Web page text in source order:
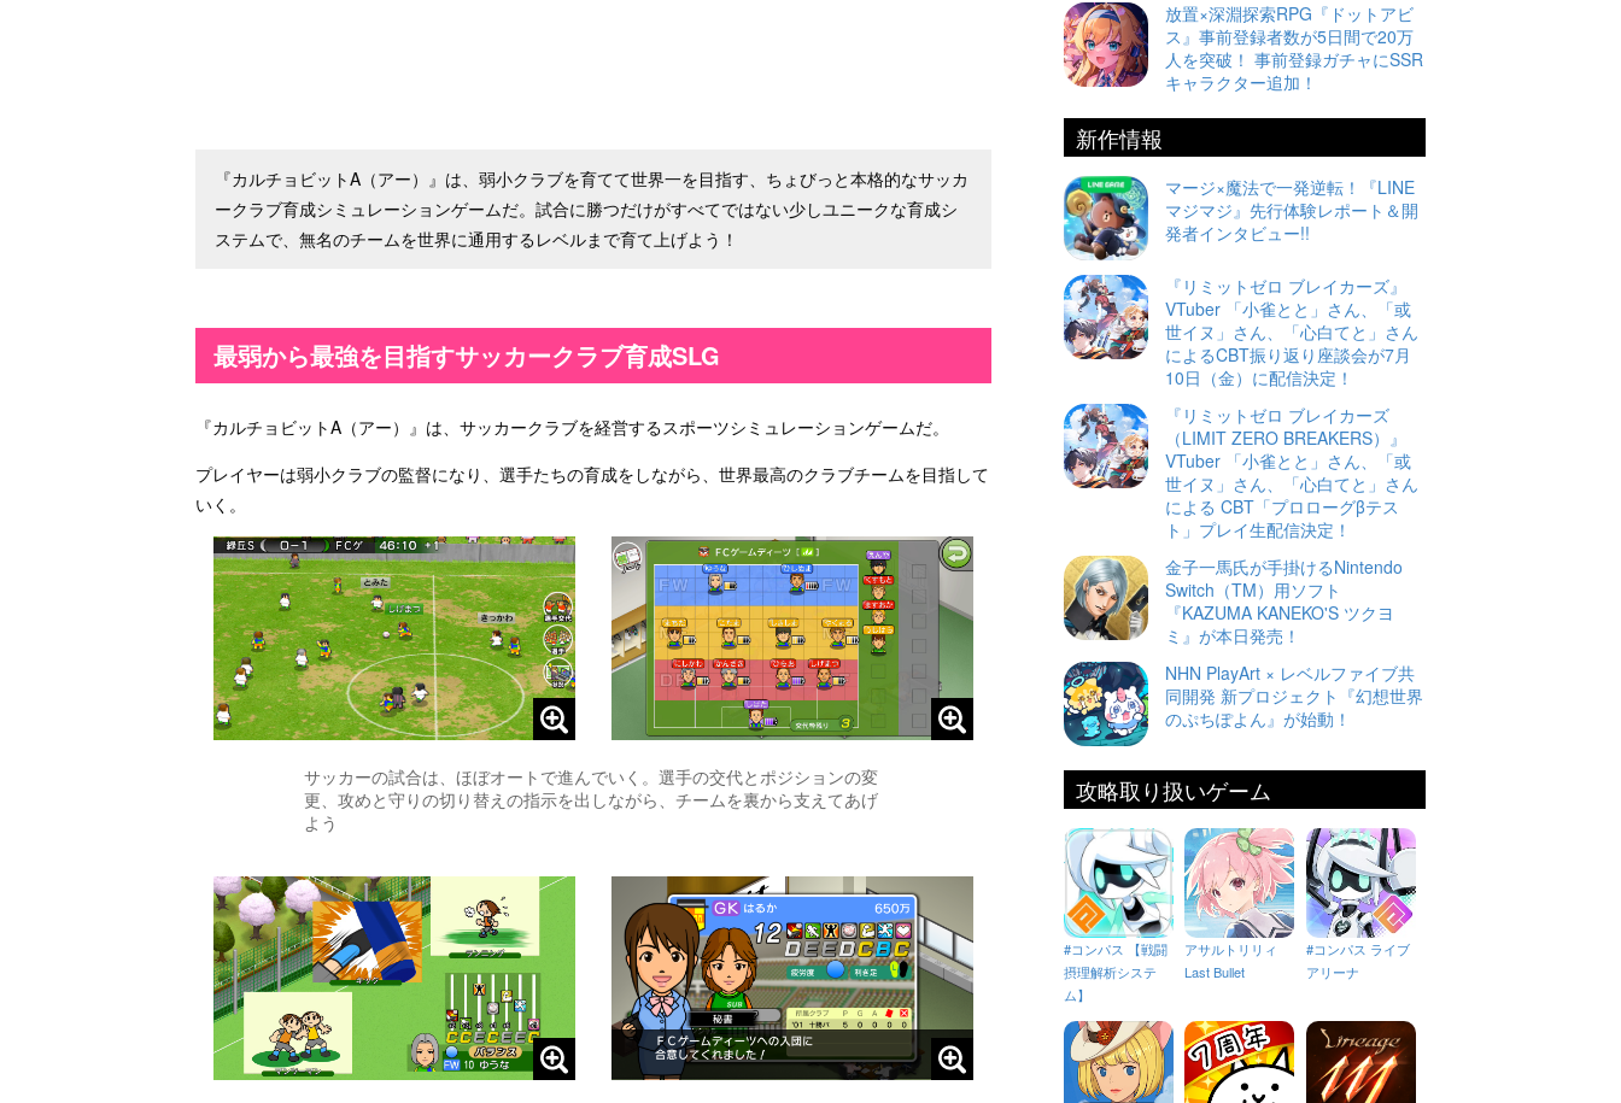
『カルチョビットA（アー）』は、弱小クラブを育てて世界一を目指す、ちょびっと本格的なサッカ
ークラブ育成シミュレーションゲームだ。試合に勝つだけがすべてではない少しユニークな育成シ
ステムで、無名のチームを世界に通用するレベルまで育て上げよう！
最弱から最強を目指すサッカークラブ育成SLG
『カルチョビットA（アー）』は、サッカークラブを経営するスポーツシミュレーションゲームだ。
プレイヤーは弱小クラブの監督になり、選手たちの育成をしながら、世界最高のクラブチームを目指して
いく。
サッカーの試合は、ほぼオートで進んでいく。選手の交代とポジションの変
更、攻めと守りの切り替えの指示を出しながら、チームを裏から支えてあげ
よう
放置×深淵探索RPG『ドットアビ
ス』事前登録者数が5日間で20万
人を突破！ 事前登録ガチャにSSR
キャラクター追加！
新作情報
マージ×魔法で一発逆転！『LINE
マジマジ』先行体験レポート＆開
発者インタビュー!!
『リミットゼロ ブレイカーズ』
VTuber 「小雀とと」さん、「或
世イヌ」さん、「心白てと」さん
によるCBT振り返り座談会が7月
10日（金）に配信決定！
『リミットゼロ ブレイカーズ
（LIMIT ZERO BREAKERS）』
VTuber 「小雀とと」さん、「或
世イヌ」さん、「心白てと」さん
による CBT「プロローグβテス
ト」プレイ生配信決定！
金子一馬氏が手掛けるNintendo
Switch（TM）用ソフト
『KAZUMA KANEKO'S ツクヨ
ミ』が本日発売！
NHN PlayArt × レベルファイブ共
同開発 新プロジェクト『幻想世界
のぷちぽよん』が始動！
攻略取り扱いゲーム
#コンパス 【戦闘
摂理解析システ
ム】
アサルトリリィ
Last Bullet
#コンパス ライブ
アリーナ